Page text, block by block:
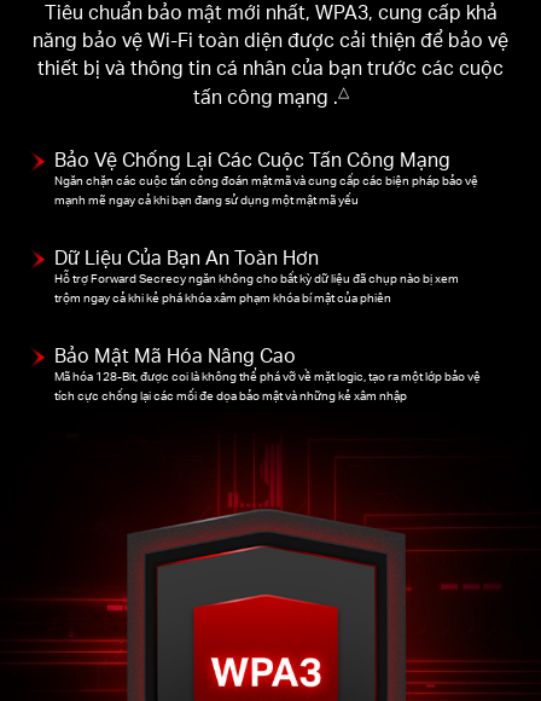
Tiêu chuẩn bảo mật mới nhất, WPA3, cung cấp khả
năng bảo vệ Wi-Fi toàn diện được cải thiện để bảo vệ
thiết bị và thông tin cá nhân của bạn trước các cuộc
tấn công mạng .△
Bảo Vệ Chống Lại Các Cuộc Tấn Công Mạng
Ngăn chặn các cuộc tấn công đoán mật mã và cung cấp các biện pháp bảo vệ
mạnh mẽ ngay cả khi bạn đang sử dụng một mật mã yếu
Dữ Liệu Của Bạn An Toàn Hơn
Hỗ trợ Forward Secrecy ngăn không cho bất kỳ dữ liệu đã chụp nào bị xem
trộm ngay cả khi kẻ phá khóa xâm phạm khóa bí mật của phiên
Bảo Mật Mã Hóa Nâng Cao
Mã hóa 128-Bit, được coi là không thể phá vỡ về mặt logic, tạo ra một lớp bảo vệ
tích cực chống lại các mối đe dọa bảo mật và những kẻ xâm nhập